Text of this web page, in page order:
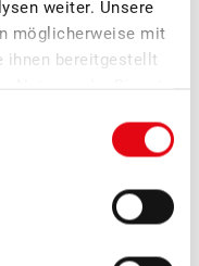
weiter. Unsere
möglicherweise mit
ihnen bereitgestellt